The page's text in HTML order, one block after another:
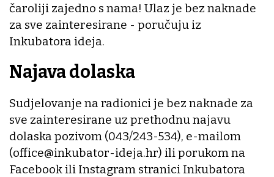
čaroliji zajedno s nama! Ulaz je bez naknade
za sve zainteresirane - poručuju iz
Inkubatora ideja.
Najava dolaska
Sudjelovanje na radionici je bez naknade za
sve zainteresirane uz prethodnu najavu
dolaska pozivom (043/243-534), e-mailom
(office@inkubator-ideja.hr) ili porukom na
Facebook ili Instagram stranici Inkubatora